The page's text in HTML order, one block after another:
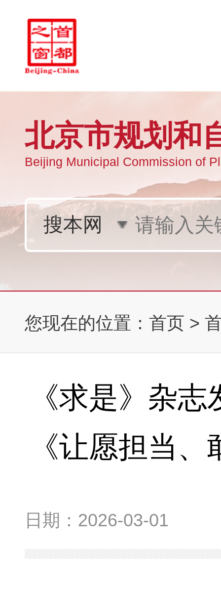
您现在的位置： 首页 >
《求是》杂
《让愿担当
日期： 2026-03-01